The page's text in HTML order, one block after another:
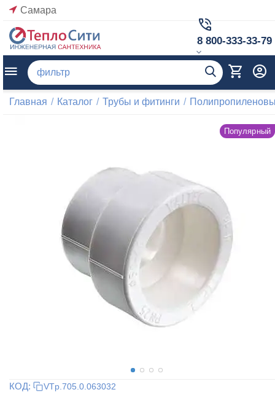
Самара
8 800-333-33-79
Главная / Каталог / Трубы и фитинги /
Популярный
КОД: VTp.705.0.063032